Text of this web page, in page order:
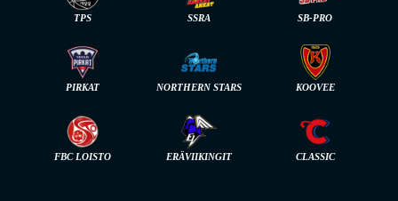
TPS SSRA SB-PRO
PIRKAT NORTHERN STARS KOOVEE
FBC LOISTO ERÄVIIKINGIT CLASSIC